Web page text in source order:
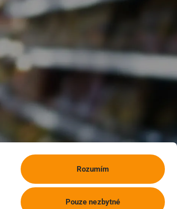
Rozumím
Pouze nezbytné